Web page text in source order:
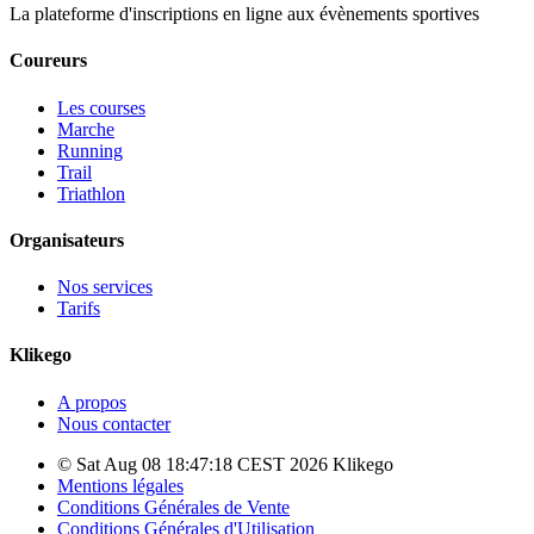
La plateforme d'inscriptions en ligne aux évènements sportives
Coureurs
Les courses
Marche
Running
Trail
Triathlon
Organisateurs
Nos services
Tarifs
Klikego
A propos
Nous contacter
© Sat Aug 08 18:47:18 CEST 2026 Klikego
Mentions légales
Conditions Générales de Vente
Conditions Générales d'Utilisation